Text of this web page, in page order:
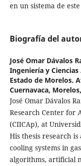
en un sistema de
Biografía del
José Omar Dávalos
Ingeniería y
Estado de Morelos.
Cuernavaca,
José Omar Dávalos
Research Center for
(CIICAp), at
His thesis research
cooling systems in
algorithms, artificial